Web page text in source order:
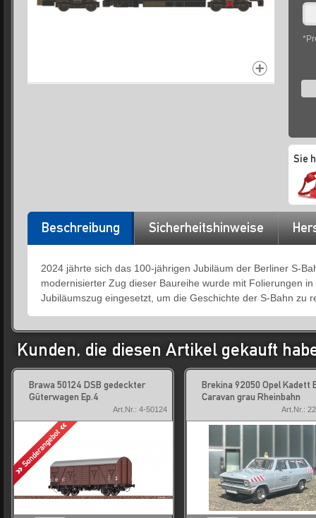
Sie
Beschreibung Sicherheitshinweise
2024 jährte sich das 100-jährigen Jubiläum der Berliner S-
modernisierter Zug dieser Baureihe wurde mit Folierungen
Jubiläumszug eingesetzt, um die Geschichte der S-Bahn zu
Kunden, die diesen Artikel gekauft
Brawa 50124 DSB gedeckter
Güterwagen Ep.4
Art.Nr.: 4-50124
Brekina 92050 Opel Kadett
Caravan grau Rheinbahn
Art.Nr.: